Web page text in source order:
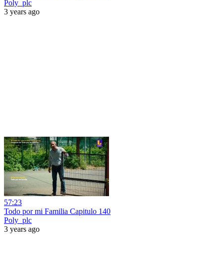
Poly_plc
3 years ago
57:23
Todo por mi Familia Capitulo 140
Poly_plc
3 years ago